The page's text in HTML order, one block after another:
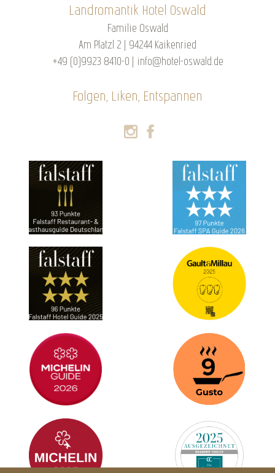
Landromantik Hotel Oswald
Familie Oswald
Am Platzl 2 | 94244 Kaikenried
+49 (0)9923 8410-0
info@hotel-oswald.de
Folgen, Liken, Entspannen